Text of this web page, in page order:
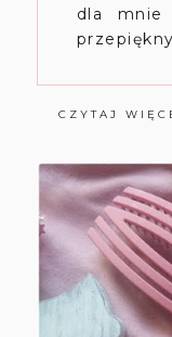
dla
CZYTAJ